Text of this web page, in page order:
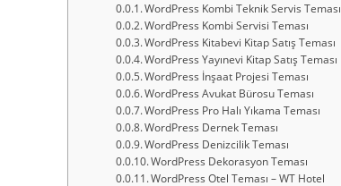
WordPress Kombi Teknik Servis Teması
WordPress Kombi Servisi Teması
WordPress Kitabevi Kitap Satış Teması
WordPress Yayınevi Kitap Satış Teması
WordPress İnşaat Projesi Teması
WordPress Avukat Bürosu Teması
WordPress Pro Halı Yıkama Teması
WordPress Dernek Teması
WordPress Denizcilik Teması
WordPress Dekorasyon Teması
WordPress Otel Teması – WT Hotel